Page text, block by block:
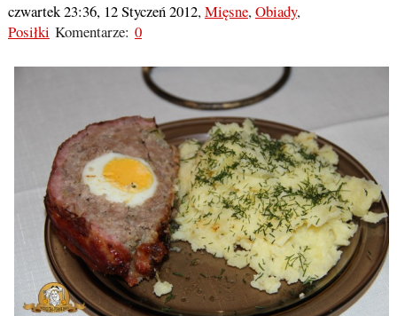
czwartek 23:36, 12 Styczeń 2012,Mięsne,Obiady,
Posiłki Komentarze: 0